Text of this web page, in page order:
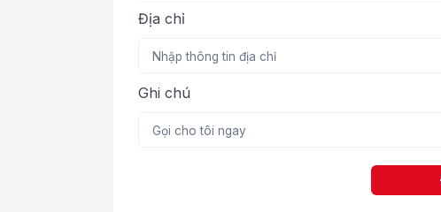
Địa chỉ
Ghi chú